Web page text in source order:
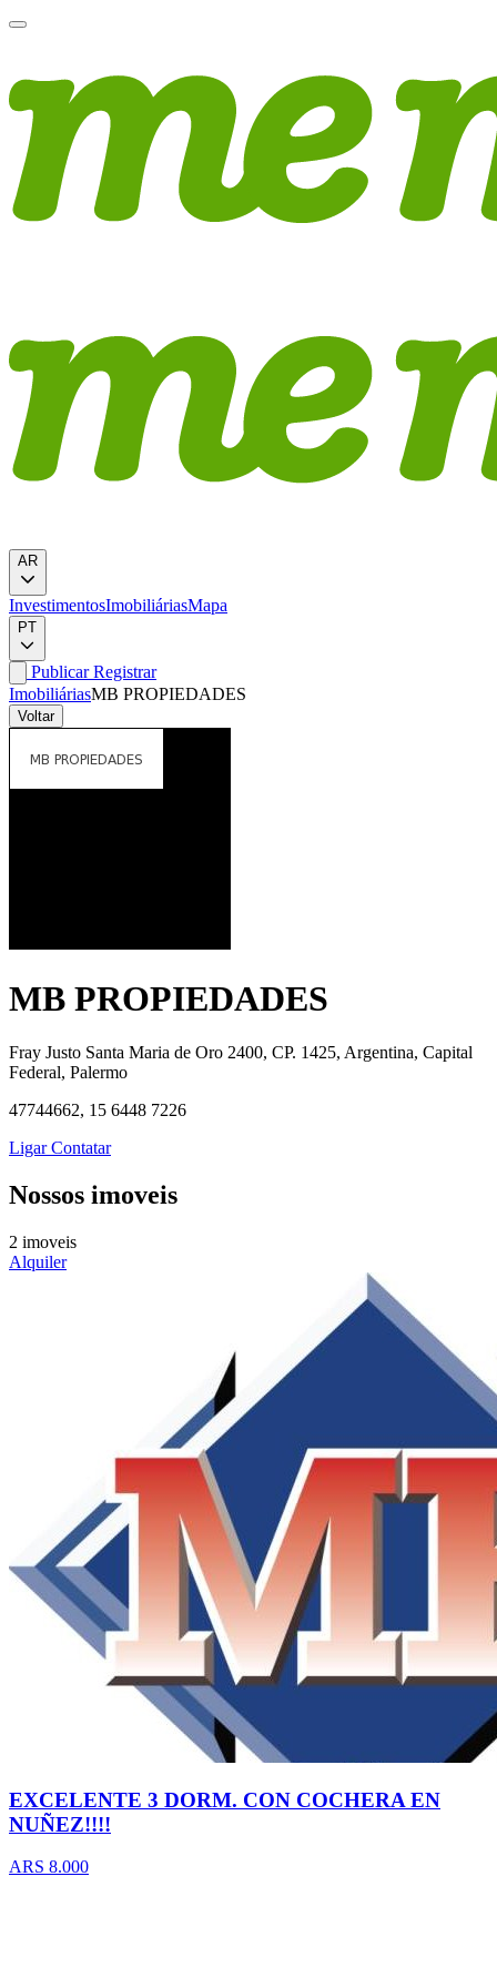
AR
InvestimentosImobiliáriasMapa
PT
PublicarRegistrar
ImobiliáriasMB PROPIEDADES
Voltar
MB PROPIEDADES
Fray Justo Santa Maria de Oro 2400, CP. 1425, Argentina, Capital
Federal, Palermo
47744662, 15 6448 7226
LigarContatar
Nossos imoveis
2 imoveis
Alquiler
EXCELENTE 3 DORM. CON COCHERA EN
NUÑEZ!!!!
ARS 8.000